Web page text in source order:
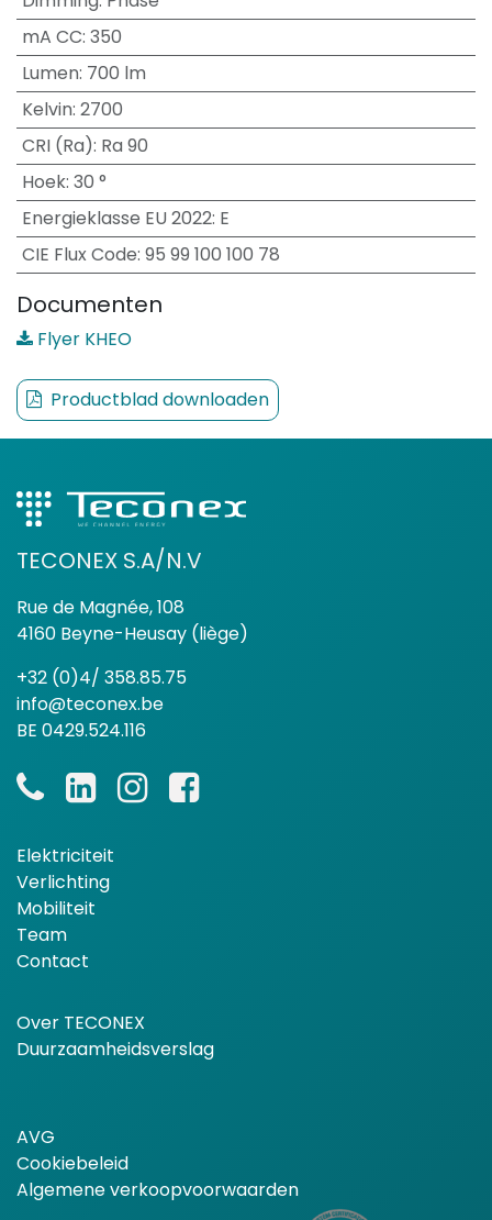
mA CC: 350
Lumen: 700 lm
Kelvin: 2700
CRI (Ra): Ra 90
Hoek: 30 °
Energieklasse EU 2022: E
CIE Flux Code: 95 99 100 100 78
Documenten
Flyer KHEO
Productblad downloaden
TECONEX S.A/N.V
Rue de Magnée, 108
4160 Beyne-Heusay (liège)
+32 (0)4/ 358.85.75
info@teconex.be
BE 0429.524.116
Elektriciteit
Verlichting
Mobiliteit
Team
Contact
Over TECONEX
Duurzaamheidsverslag
AVG
Cookiebeleid
Algemene verkoopvoorwaarden